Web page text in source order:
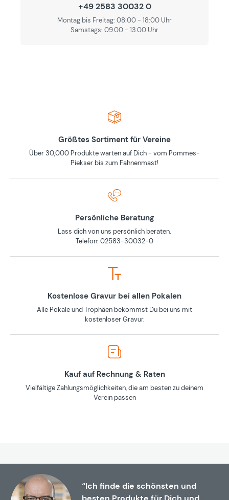
+49 2583 30032 0
Montag bis Freitag: 08:00 - 18:00 Uhr
Samstags: 09.00 - 13.00 Uhr
Größtes Sortiment für Vereine
Über 30,000 Produkte warten auf Dich - vom Pommes-
Piekser bis zum Fahnenmast!
Persönliche Beratung
Lass dich von uns persönlich beraten.
Telefon: 02583-30032-0
Kostenlose Gravur bei allen Pokalen
Alle Pokale und Trophäen bekommst Du bei uns mit
kostenloser Gravur.
Kauf auf Rechnung & Raten
Vielfältige Zahlungsmöglichkeiten, die am besten zu deinem
Verein passen
“Ich finde die schönsten und